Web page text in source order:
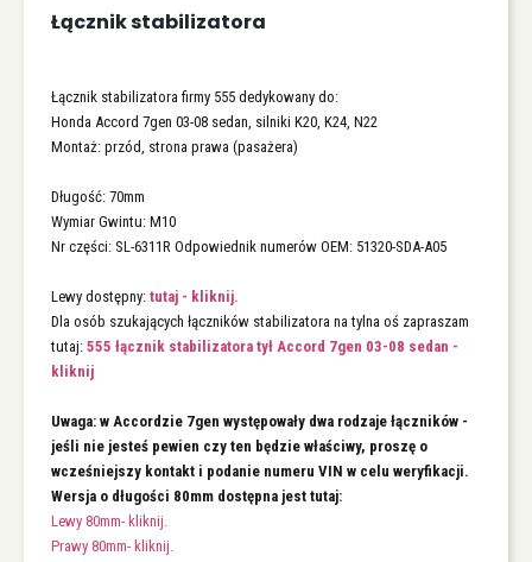
Łącznik stabilizatora
Łącznik stabilizatora firmy 555 dedykowany do:
Honda Accord 7gen 03-08 sedan, silniki K20, K24, N22
Montaż: przód, strona prawa (pasażera)
Długość: 70mm
Wymiar Gwintu: M10
Nr części: SL-6311R Odpowiednik numerów OEM: 51320-SDA-A05
Lewy dostępny: tutaj - kliknij.
Dla osób szukających łączników stabilizatora na tylna oś zapraszam
tutaj: 555 łącznik stabilizatora tył Accord 7gen 03-08 sedan -
kliknij
Uwaga: w Accordzie 7gen występowały dwa rodzaje łączników -
jeśli nie jesteś pewien czy ten będzie właściwy, proszę o
wcześniejszy kontakt i podanie numeru VIN w celu weryfikacji.
Wersja o długości 80mm dostępna jest tutaj:
Lewy 80mm- kliknij.
Prawy 80mm- kliknij.